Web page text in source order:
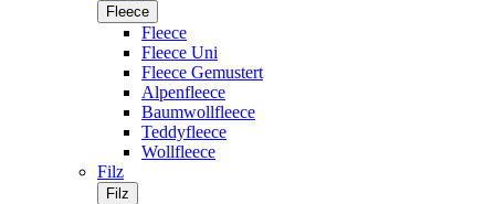
Fleece
Fleece
Fleece Uni
Fleece Gemustert
Alpenfleece
Baumwollfleece
Teddyfleece
Wollfleece
Filz
Filz